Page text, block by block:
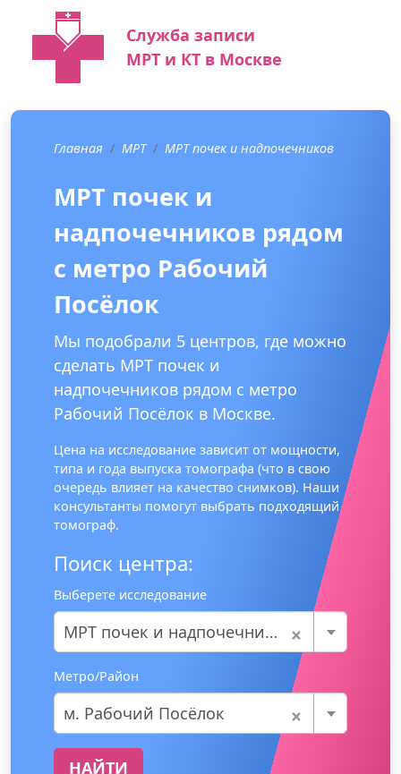
Служба записи
МРТ и КТ в Москве
Главная МРТ МРТ почек и надпочечников
МРТ почек и
надпочечников рядом
с метро Рабочий
Посёлок
Мы подобрали 5 центров, где можно
сделать МРТ почек и
надпочечников рядом с метро
Рабочий Посёлок в Москве.
Цена на исследование зависит от мощности,
типа и года выпуска томографа (что в свою
очередь влияет на качество снимков). Наши
консультанты помогут выбрать подходящий
томограф.
Поиск центра:
Выберете исследование
×
МРТ почек и надпочечников
Метро/Район
×
м. Рабочий Посёлок
НАЙТИ